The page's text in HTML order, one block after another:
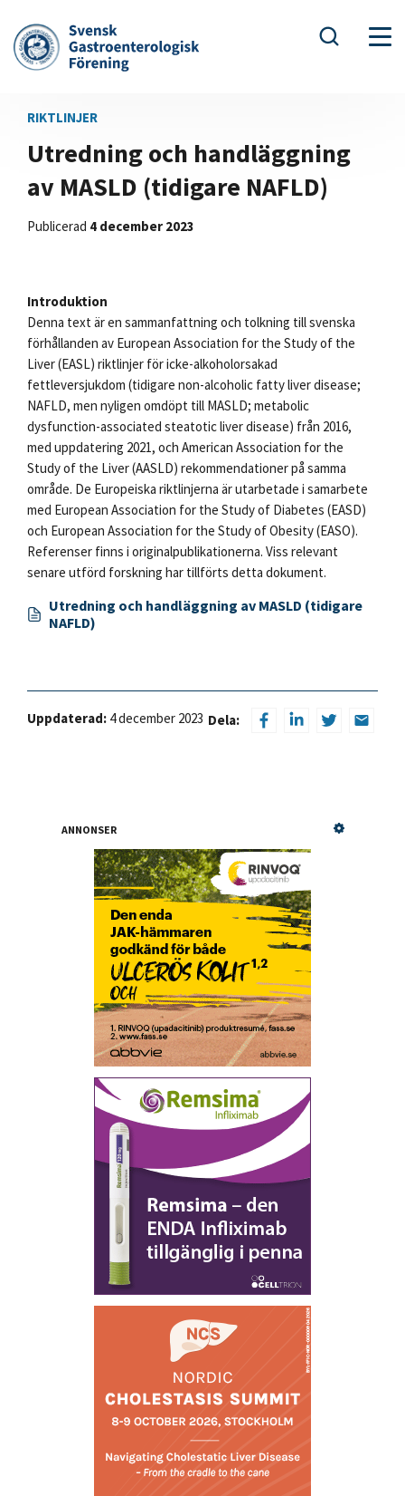
RIKTLINJER
Utredning och handläggning
av MASLD (tidigare NAFLD)
Publicerad 4 december 2023
Introduktion
Denna text är en sammanfattning och tolkning till svenska
förhållanden av European Association for the Study of the
Liver (EASL) riktlinjer för icke-alkoholorsakad
fettleversjukdom (tidigare non-alcoholic fatty liver disease;
NAFLD, men nyligen omdöpt till MASLD; metabolic
dysfunction-associated steatotic liver disease) från 2016,
med uppdatering 2021, och American Association for the
Study of the Liver (AASLD) rekommendationer på samma
område. De Europeiska riktlinjerna är utarbetade i samarbete
med European Association for the Study of Diabetes (EASD)
och European Association for the Study of Obesity (EASO).
Referenser finns i originalpublikationerna. Viss relevant
senare utförd forskning har tillförts detta dokument.
Utredning och handläggning av MASLD (tidigare
NAFLD)
Uppdaterad: 4 december 2023 Dela:
ANNONSER